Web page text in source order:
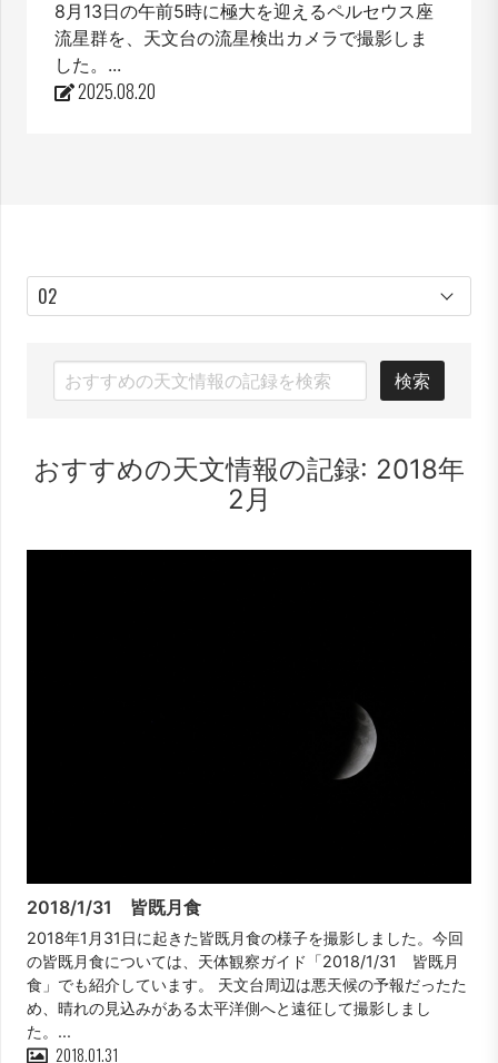
8月13日の午前5時に極大を迎えるペルセウス座
流星群を、天文台の流星検出カメラで撮影しま
した。...
2025.08.20
検索
おすすめの天文情報の記録: 2018年
2月
2018/1/31 皆既月食
2018年1月31日に起きた皆既月食の様子を撮影しました。今回
の皆既月食については、天体観察ガイド「2018/1/31 皆既月
食」でも紹介しています。 天文台周辺は悪天候の予報だったた
め、晴れの見込みがある太平洋側へと遠征して撮影しまし
た。...
2018.01.31